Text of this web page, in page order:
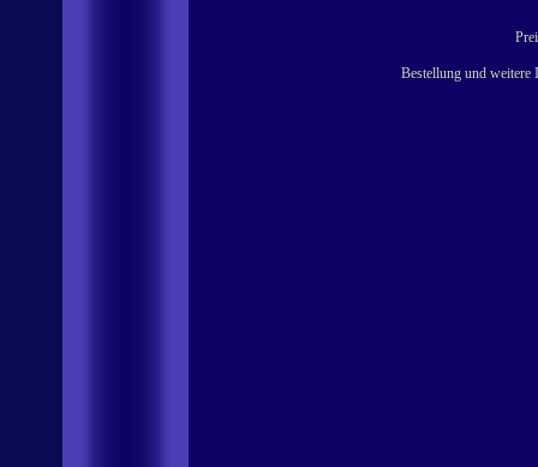
Bestellung und weitere